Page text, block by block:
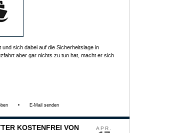
sich dabei auf die Sicherheitslage in
aber gar nichts zu tun hat, macht er sich
• E-Mail senden
APR.
KOSTENFREI VON